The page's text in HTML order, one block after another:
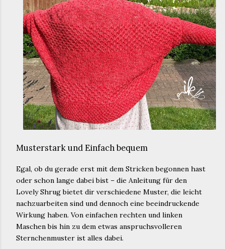
Musterstark und Einfach bequem
Egal, ob du gerade erst mit dem Stricken begonnen hast
oder schon lange dabei bist – die Anleitung für den
Lovely Shrug bietet dir verschiedene Muster, die leicht
nachzuarbeiten sind und dennoch eine beeindruckende
Wirkung haben. Von einfachen rechten und linken
Maschen bis hin zu dem etwas anspruchsvolleren
Sternchenmuster ist alles dabei.